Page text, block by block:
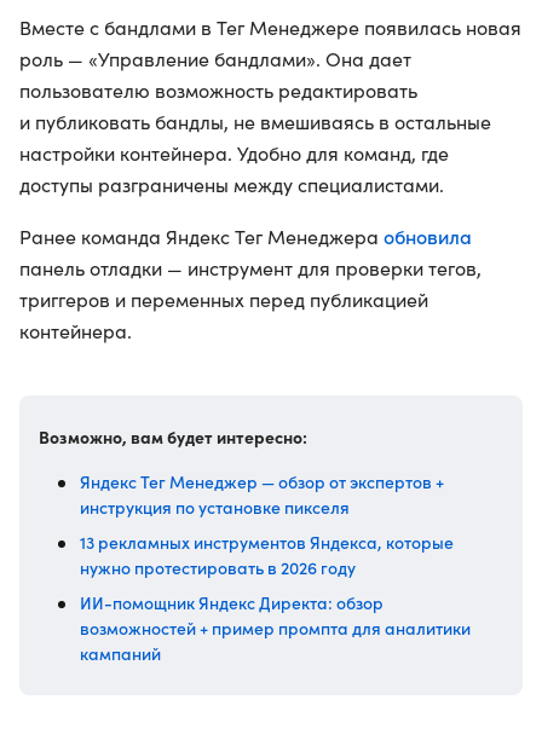
Вместе с бандлами в Тег Менеджере появилась новая
роль — «Управление бандлами». Она дает
пользователю возможность редактировать
и публиковать бандлы, не вмешиваясь в остальные
настройки контейнера. Удобно для команд, где
доступы разграничены между специалистами.
Ранее команда Яндекс Тег Менеджера обновила
панель отладки — инструмент для проверки тегов,
триггеров и переменных перед публикацией
контейнера.
Возможно, вам будет интересно:
Яндекс Тег Менеджер — обзор от экспертов +
инструкция по установке пикселя
13 рекламных инструментов Яндекса, которые
нужно протестировать в 2026 году
ИИ-помощник Яндекс Директа: обзор
возможностей + пример промпта для аналитики
кампаний